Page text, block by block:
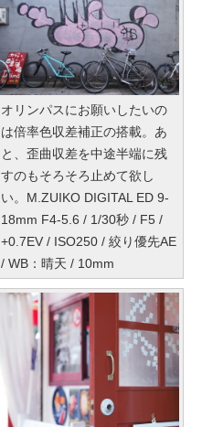
オリンパスにお願いしたいの
は倍率色収差補正の搭載。あ
と、歪曲収差を中途半端に残
すのもそろそろ止めて欲し
い。M.ZUIKO DIGITAL ED 9-
18mm F4-5.6 / 1/30秒 / F5 /
+0.7EV / ISO250 / 絞り優先AE
/ WB：晴天 / 10mm